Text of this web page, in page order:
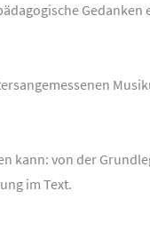
Gedanken
kann: von der
im Text.